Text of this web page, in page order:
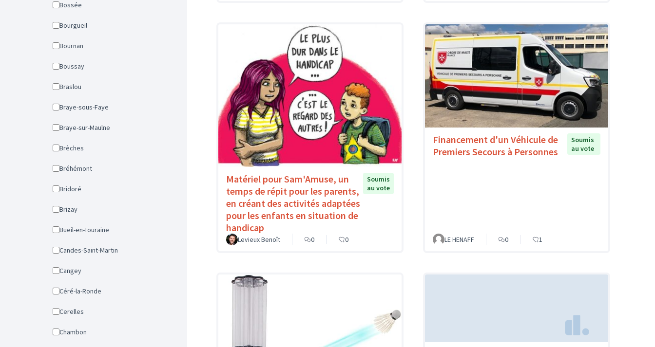
Bossée
Bourgueil
Bournan
Boussay
Braslou
Braye-sous-Faye
Braye-sur-Maulne
Brèches
Bréhémont
Bridoré
Brizay
Bueil-en-Touraine
Candes-Saint-Martin
Cangey
Céré-la-Ronde
Cerelles
Chambon
Matériel pour Sam'Amuse, un
temps de répit pour les parents,
en créant des activités adaptées
pour les enfants en situation de
handicap
Soumis
au vote
Levieux Benoît 0 0
Financement d'un Véhicule de
Premiers Secours à Personnes
Soumis
au vote
LE HENAFF 0 1